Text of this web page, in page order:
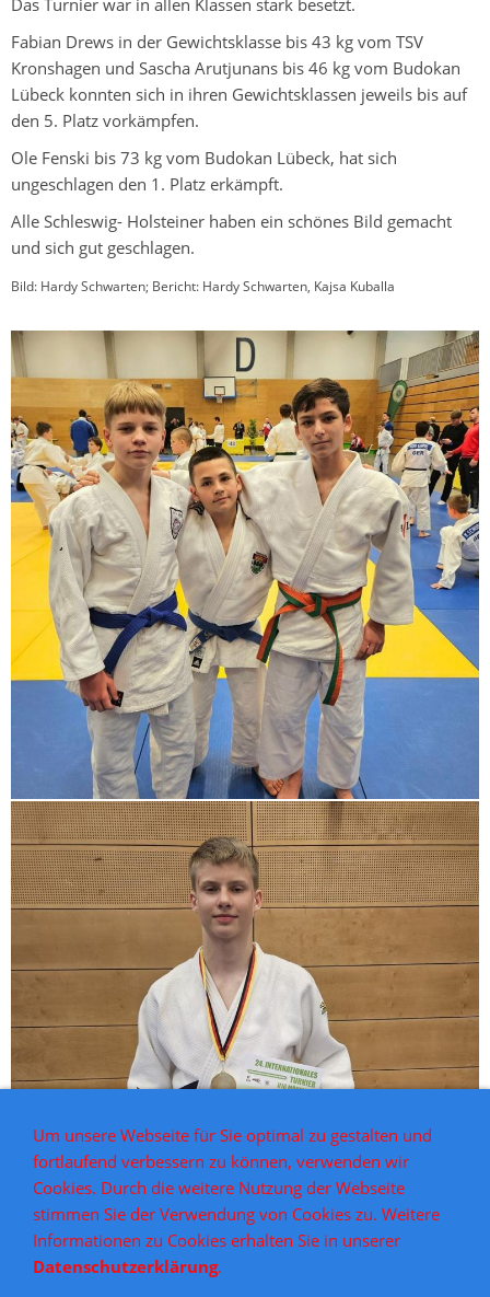
Fabian Drews in der Gewichtsklasse bis 43 kg vom TSV
Kronshagen und Sascha Arutjunans bis 46 kg vom Budokan
Lübeck konnten sich in ihren Gewichtsklassen jeweils bis auf
den 5. Platz vorkämpfen.
Ole Fenski bis 73 kg vom Budokan Lübeck, hat sich
ungeschlagen den 1. Platz erkämpft.
Alle Schleswig- Holsteiner haben ein schönes Bild gemacht
und sich gut geschlagen.
Bild: Hardy Schwarten; Bericht: Hardy Schwarten, Kajsa Kuballa
Um unsere Webseite für Sie optimal zu gestalten und
fortlaufend verbessern zu können, verwenden wir
Cookies. Durch die weitere Nutzung der Webseite
stimmen Sie der Verwendung von Cookies zu. Weitere
Informationen zu Cookies erhalten Sie in unserer
Datenschutzerklärung.